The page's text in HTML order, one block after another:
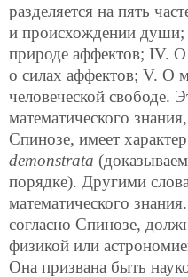
разделяется на пять
и происхождении
природе аффектов; IV. О
о силах аффектов; V. О
человеческой свободе.
математического
Спинозе, имеет характер
dеmоnstrata
порядке). Другими
математического
согласно Спинозе,
физикой или
Она призвана быть